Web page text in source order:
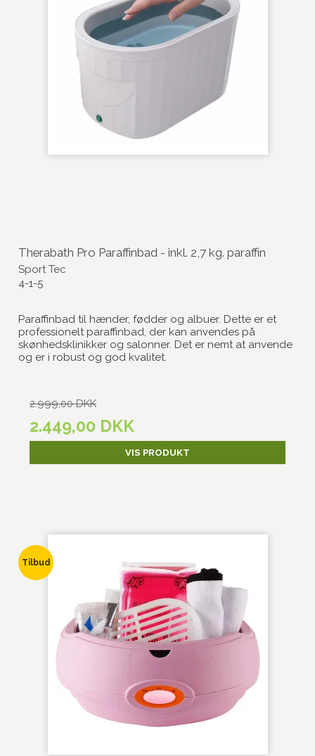
Therabath Pro Paraffinbad - inkl. 2,7 kg. paraffin
Sport Tec
4-1-5
Paraffinbad til hænder, fødder og albuer. Dette er et
professionelt paraffinbad, der kan anvendes på
skønhedsklinikker og salonner. Det er nemt at anvende
og er i robust og god kvalitet.
2.999,00 DKK
2.449,00 DKK
VIS PRODUKT
Tilbud